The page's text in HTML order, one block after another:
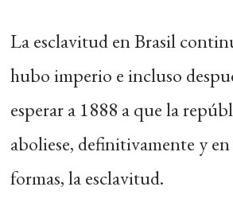
La esclavitud en Brasil
hubo imperio e incluso
esperar a 1888 a que la
aboliese, definitivamente y en
formas, la esclavitud.